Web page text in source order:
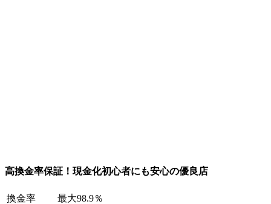
高換金率保証！現金化初心者にも安心の優良店
換金率
最大98.9％